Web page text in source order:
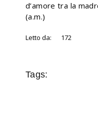
d’amore tra la
(a.m.)
Letto da: 172
Tags: